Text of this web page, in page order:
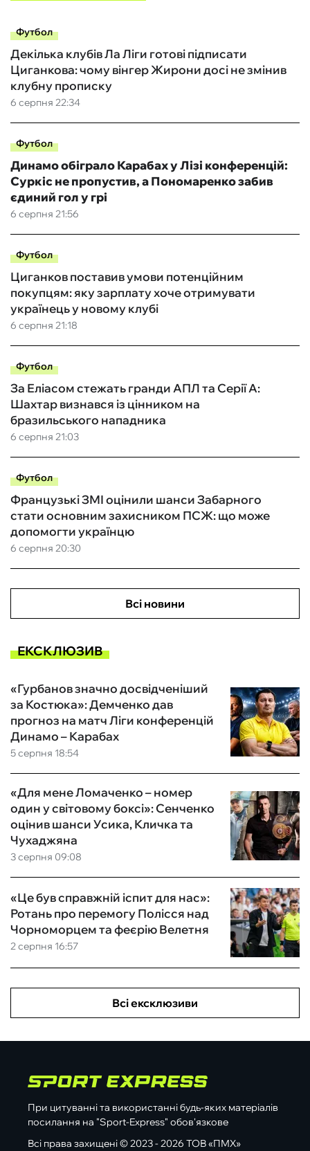
Футбол
6 серпня 22:34
Декілька клубів Ла Ліги готові підписати
Циганкова: чому вінгер Жирони досі не змінив
клубну прописку
Футбол
6 серпня 21:56
Динамо обіграло Карабах у Лізі конференцій:
Суркіс не пропустив, а Пономаренко забив
єдиний гол у грі
Футбол
6 серпня 21:18
Циганков поставив умови потенційним
покупцям: яку зарплату хоче отримувати
українець у новому клубі
Футбол
6 серпня 21:03
За Еліасом стежать гранди АПЛ та Серії А:
Шахтар визнався із цінником на
бразильського нападника
Футбол
6 серпня 20:30
Французькі ЗМІ оцінили шанси Забарного
стати основним захисником ПСЖ: що може
допомогти українцю
Всі новини
ЕКСКЛЮЗИВ
5 серпня 18:54
«Гурбанов значно досвідченіший
за Костюка»: Демченко дав
прогноз на матч Ліги конференцій
Динамо – Карабах
3 серпня 09:08
«Для мене Ломаченко – номер
один у світовому боксі»: Сенченко
оцінив шанси Усика, Кличка та
Чухаджяна
2 серпня 16:57
«Це був справжній іспит для нас»:
Ротань про перемогу Полісся над
Чорноморцем та феєрію Велетня
Всі ексклюзиви
При цитуванні та використанні будь-яких матеріалів
посилання на "Sport-Express" обов'язкове
Всі права захищені © 2023 - 2026 ТОВ «ПМХ»